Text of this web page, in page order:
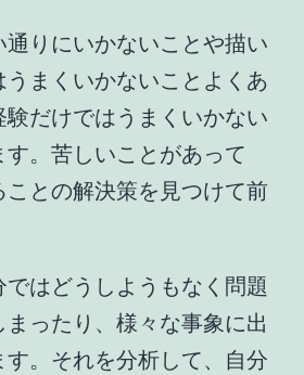
りにいかないことや描い
まくいかないことよくあ
験だけではうまくいかない
。苦しいことがあって
ことの解決策を見つけて前
はどうしようもなく問題
ったり、様々な事象に出
す。それを分析して、自分